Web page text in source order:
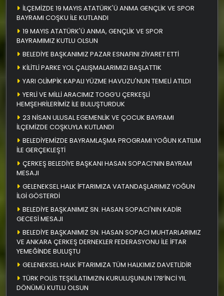
İLÇEMİZDE 19 MAYIS ATATÜRK'Ü ANMA GENÇLİK VE SPOR
BAYRAMI COŞKU İLE KUTLANDI
19 MAYIS ATATÜRK'Ü ANMA, GENÇLİK VE SPOR
BAYRAMIMIZ KUTLU OLSUN
BELEDİYE BAŞKANIMIZ PAZAR ESNAFINI ZİYARET ETTİ
KİLİTLİ PARKE YOL ÇALIŞMALARIMIZI BAŞLATTIK
YARI OLİMPİK KAPALI YÜZME HAVUZU'NUN TEMELİ ATILDI
YERLİ VE MİLLİ ARACIMIZ TOGG’U ÇERKEŞLİ
HEMŞEHRİLERİMİZ İLE BULUŞTURDUK
23 NİSAN ULUSAL EGEMENLİK VE ÇOCUK BAYRAMI
İLÇEMİZDE COŞKUYLA KUTLANDI
BELEDİYEMİZDE BAYRAMLAŞMA PROGRAMI YOĞUN KATILIM
İLE GERÇEKLEŞTİ
ÇERKEŞ BELEDİYE BAŞKANI HASAN SOPACI’NIN BAYRAM
MESAJI
GELENEKSEL HALK İFTARIMIZA VATANDAŞLARIMIZ YOĞUN
İLGİ GÖSTERDİ
BELEDİYE BAŞKANIMIZ SN. HASAN SOPACI'NIN KADİR
GECESİ MESAJI
BELEDİYE BAŞKANIMIZ SN. HASAN SOPACI MUHTARLARIMIZ
VE ANKARA ÇERKEŞ DERNEKLER FEDERASYONU İLE İFTAR
YEMEĞİNDE BULUŞTU
GELENEKSEL HALK İFTARIMIZA TÜM HALKIMIZ DAVETLİDİR
TÜRK POLİS TEŞKİLATIMIZIN KURULUŞUNUN 178’İNCİ YIL
DÖNÜMÜ KUTLU OLSUN